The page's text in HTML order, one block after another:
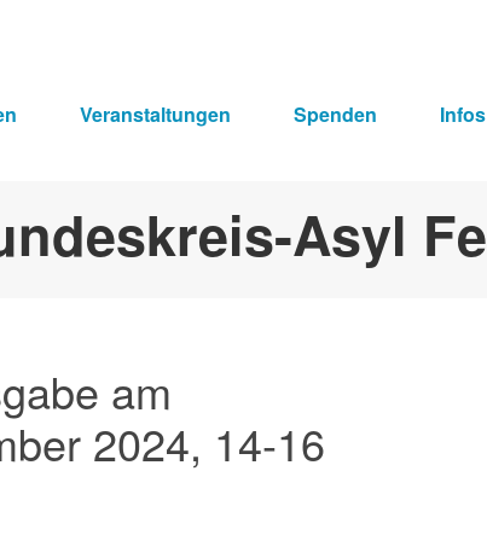
Veranstaltungen Spenden Infos
am
2024, 14-16